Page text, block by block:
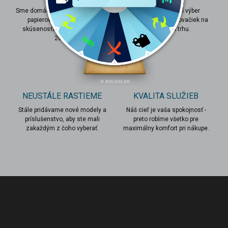
e
v
k
y
v
ý
Sme domáci e-shop s vášňou pre
papierové modelárstvo a
skúsenosťami v odbore od r.
2013.
Ponúkame najširší výber
papierových vystrihovačiek na
slovenskom trhu.
NEUSTÁLE RASTIEME
Stále pridávame nové modely a
príslušenstvo, aby ste mali
zakaždým z čoho vyberať.
KVALITA SLUŽIEB
Náš cieľ je vaša spokojnosť -
preto robíme všetko pre
maximálny komfort pri nákupe.